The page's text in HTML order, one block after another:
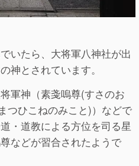
いたら、大将軍八神社が出
神とされています。
軍神（素戔嗚尊(すさのお
つひこねのみこと)）などで
・道教による方位を司る星
などが習合されたようで